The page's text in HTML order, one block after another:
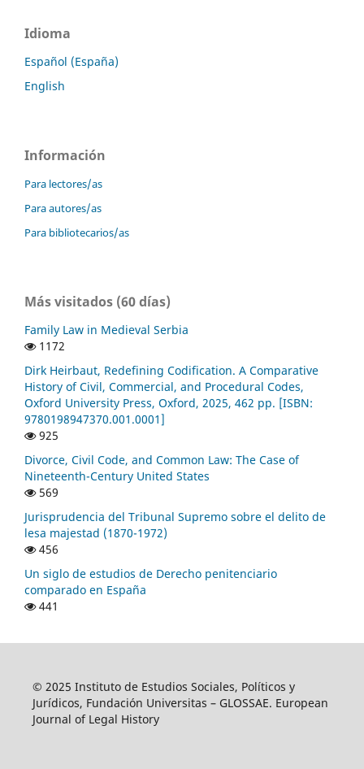
Idioma
Español (España)
English
Información
Para lectores/as
Para autores/as
Para bibliotecarios/as
Más visitados (60 días)
Family Law in Medieval Serbia
1172
Dirk Heirbaut, Redefining Codification. A Comparative
History of Civil, Commercial, and Procedural Codes,
Oxford University Press, Oxford, 2025, 462 pp. [ISBN:
9780198947370.001.0001]
925
Divorce, Civil Code, and Common Law: The Case of
Nineteenth-Century United States
569
Jurisprudencia del Tribunal Supremo sobre el delito de
lesa majestad (1870-1972)
456
Un siglo de estudios de Derecho penitenciario
comparado en España
441
© 2025 Instituto de Estudios Sociales, Políticos y
Jurídicos, Fundación Universitas – GLOSSAE. European
Journal of Legal History